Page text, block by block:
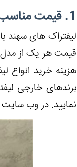
1. قیمت مناسب
لیفتراک های سهند
قیمت هر یک از مدل
هزینه خرید انواع
برندهای خارجی
نمایید. در وب سایت